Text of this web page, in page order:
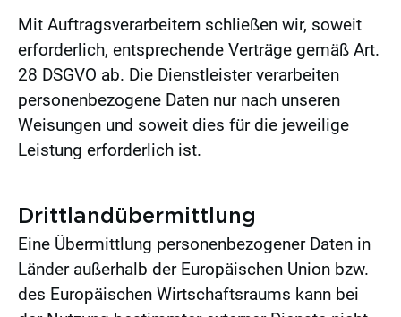
Mit Auftragsverarbeitern schließen wir, soweit
erforderlich, entsprechende Verträge gemäß Art.
28 DSGVO ab. Die Dienstleister verarbeiten
personenbezogene Daten nur nach unseren
Weisungen und soweit dies für die jeweilige
Leistung erforderlich ist.
Drittlandübermittlung
Eine Übermittlung personenbezogener Daten in
Länder außerhalb der Europäischen Union bzw.
des Europäischen Wirtschaftsraums kann bei